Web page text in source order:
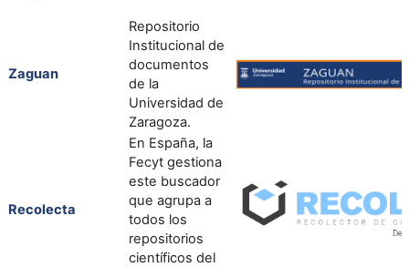
Zaguan
Repositorio
Institucional de
documentos
de la
Universidad de
Zaragoza.
Recolecta
En España, la
Fecyt gestiona
este buscador
que agrupa a
todos los
repositorios
científicos del